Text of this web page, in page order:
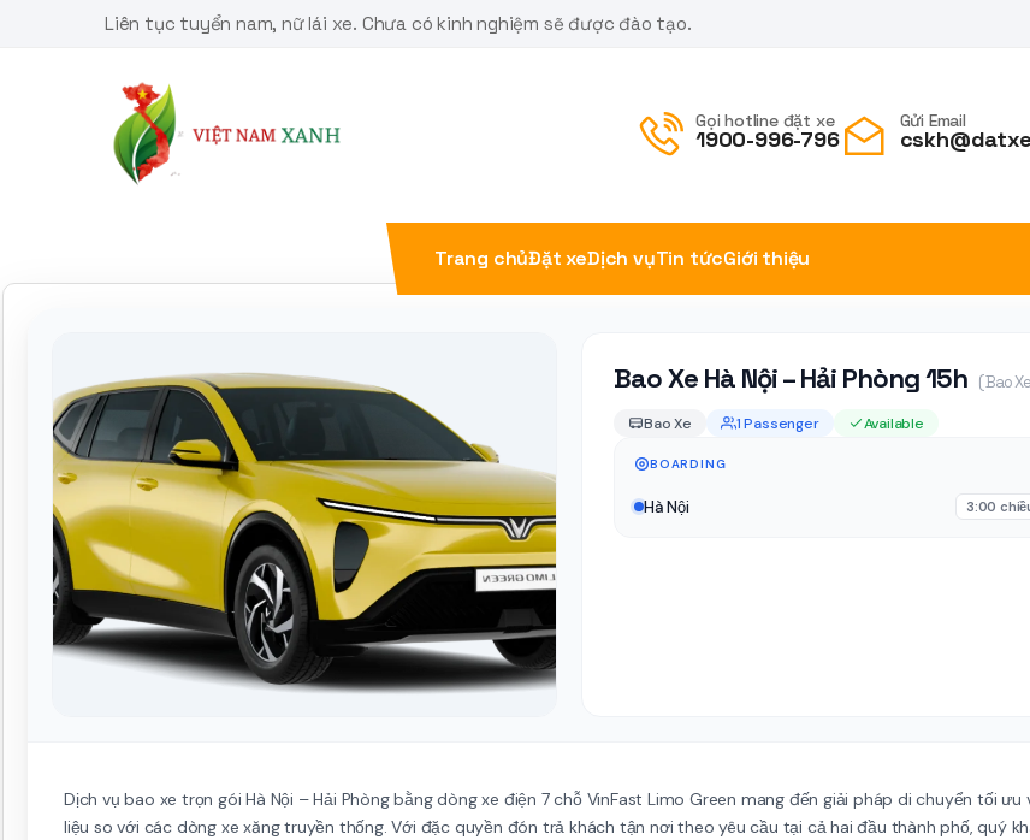
Liên tục tuyển nam, nữ lái xe. Chưa có kinh nghiệm sẽ được đào tạo.
Gọi hotline đặt xe
1900-996-796
Gửi Email
Trang chủĐặt xeDịch vụTin tứcGiới thiệu
Bao Xe Hà Nội – Hải Phòng 15h ( Bao
Bao Xe 1 Passenger Available
BOARDING
Hà Nội 3:00
Dịch vụ bao xe trọn gói Hà Nội – Hải Phòng bằng dòng xe điện 7 chỗ VinFast Limo Green mang đến giải pháp di chuyển tối
liệu so với các dòng xe xăng truyền thống. Với đặc quyền đón trả khách tận nơi theo yêu cầu tại cả hai đầu thành phố, quý